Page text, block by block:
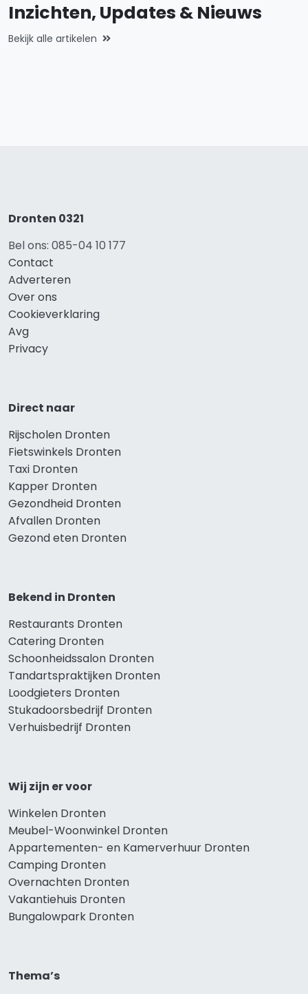
Inzichten, Updates & Nieuws
Bekijk alle artikelen
Dronten 0321
Bel ons: 085-04 10 177
Contact
Adverteren
Over ons
Cookieverklaring
Avg
Privacy
Direct naar
Rijscholen Dronten
Fietswinkels Dronten
Taxi Dronten
Kapper Dronten
Gezondheid Dronten
Afvallen Dronten
Gezond eten Dronten
Bekend in Dronten
Restaurants Dronten
Catering Dronten
Schoonheidssalon Dronten
Tandartspraktijken Dronten
Loodgieters Dronten
Stukadoorsbedrijf Dronten
Verhuisbedrijf Dronten
Wij zijn er voor
Winkelen Dronten
Meubel-Woonwinkel Dronten
Appartementen- en Kamerverhuur Dronten
Camping Dronten
Overnachten Dronten
Vakantiehuis Dronten
Bungalowpark Dronten
Thema’s